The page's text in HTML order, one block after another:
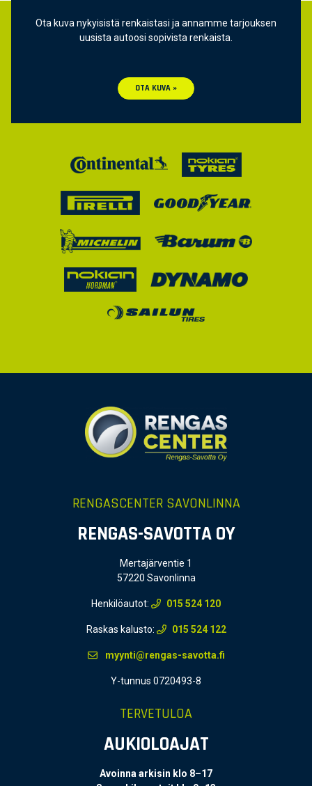
Ota kuva nykyisistä renkaistasi ja annamme tarjouksen
uusista autoosi sopivista renkaista.
OTA KUVA »
RENGASCENTER SAVONLINNA
RENGAS-SAVOTTA OY
Mertajärventie 1
57220 Savonlinna
Henkilöautot: 015 524 120
Raskas kalusto: 015 524 122
myynti@rengas-savotta.fi
Y-tunnus 0720493-8
TERVETULOA
AUKIOLOAJAT
Avoinna arkisin klo 8–17